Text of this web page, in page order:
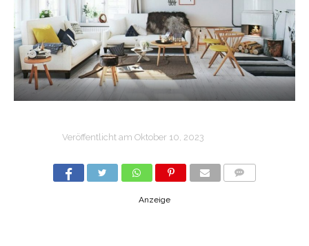
Veröffentlicht am Oktober 10, 2023
Anzeige